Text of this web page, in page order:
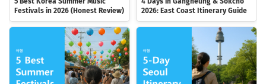
Festivals in 2026 (Honest Review)
2026: East Coast Itinerary Guide